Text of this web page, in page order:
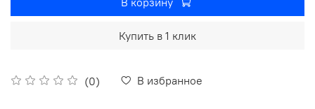
(0) В избранное
Купить в 1 клик